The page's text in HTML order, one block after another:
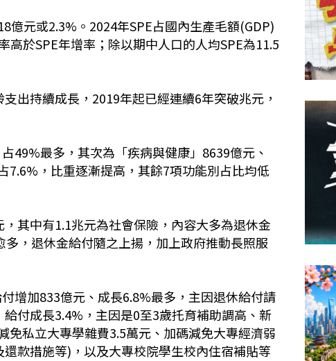
億元或2.3% 。2024年SPE占國內生產毛額(GDP)
高於SPE年增率；除以期中人口的人均SPE為11.5
出持續成長，2019年起已經連續6年突破兆元，
49%最多，其次為「疾病與健康」 8639億元、
7.6% ，比重逐漸提高，其餘7項功能別占比均低
，其中有1.1兆元為社會保險，內容大多為退休金
多，退休金給付隨之上揚，加上政府推動長照服
增加833億元、成長6.8%最多，主因退休給付請
給付成長3.4% ，主因是0至3歲托育補助調高、新
免私立大專學雜費3.5萬元、加碼減免大專經濟弱
款措施等)，以及大專校院學生校內住宿補貼等